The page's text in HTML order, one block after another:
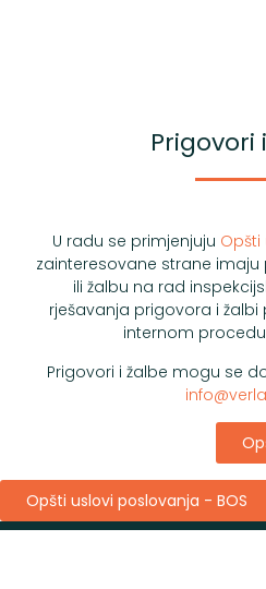
Prigovori
U radu se primjenjuju
zainteresovane strane
ili žalbu na rad
rješavanja prigovora i
internom
Prigovori i žalbe mogu se
Opšti uslovi poslovanja - BOS